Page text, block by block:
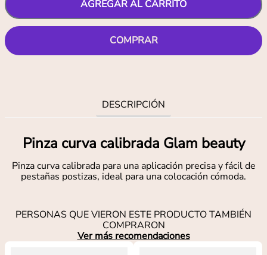
AGREGAR AL CARRITO
COMPRAR
DESCRIPCIÓN
Pinza curva calibrada Glam beauty
Pinza curva calibrada para una aplicación precisa y fácil de
pestañas postizas, ideal para una colocación cómoda.
PERSONAS QUE VIERON ESTE PRODUCTO TAMBIÉN
COMPRARON
Ver más recomendaciones